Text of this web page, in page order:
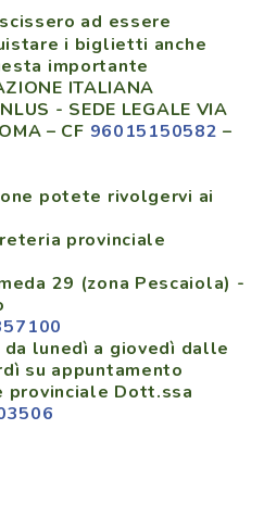
ad essere
i biglietti anche
importante
ITALIANA
- SEDE LEGALE VIA
– CF 96015150582 –
potete rivolgervi ai
provinciale
29 (zona Pescaiola) -
da lunedì a giovedì dalle
su appuntamento
provinciale Dott.ssa